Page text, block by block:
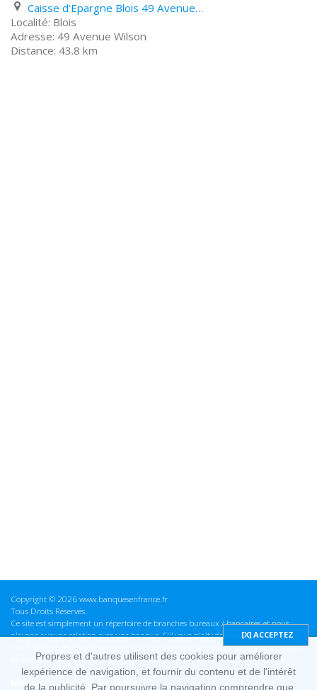
Caisse d'Epargne Blois 49 Avenue Wilson
Blois
49 Avenue Wilson
43.8 km
Copyright © 2026 www.banquesenfrance.fr
Tous Droits Réservés.
Ce site est simplement un répertoire de branches bureaux / bancaires et nous
n'avons aucune relation avec une banque. S'il vous plaît vérifier ces informations
avant d'effectuer toute opération, nous ne sommes pas responsables des erreurs
ou des omissions dans les informations que nous fournissons.
Mentions Légales & cookies
Propres et d'autres utilisent des cookies pour améliorer
lexpérience de navigation, et fournir du contenu et de l'intérêt
de la publicité. Par poursuivre la navigation comprendre que